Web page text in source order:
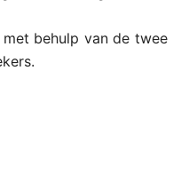
behulp van de twee